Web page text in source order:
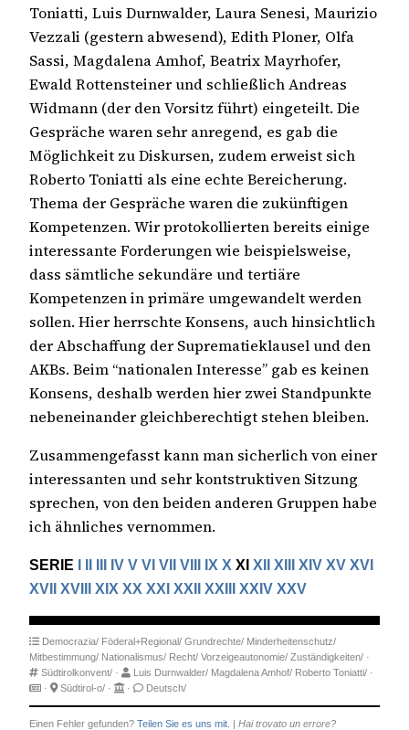
Toniatti, Luis Durnwalder, Laura Senesi, Maurizio
Vezzali (gestern abwesend), Edith Ploner, Olfa
Sassi, Magdalena Amhof, Beatrix Mayrhofer,
Ewald Rottensteiner und schließlich Andreas
Widmann (der den Vorsitz führt) eingeteilt. Die
Gespräche waren sehr anregend, es gab die
Möglichkeit zu Diskursen, zudem erweist sich
Roberto Toniatti als eine echte Bereicherung.
Thema der Gespräche waren die zukünftigen
Kompetenzen. Wir protokollierten bereits einige
interessante Forderungen wie beispielsweise,
dass sämtliche sekundäre und tertiäre
Kompetenzen in primäre umgewandelt werden
sollen. Hier herrschte Konsens, auch hinsichtlich
der Abschaffung der Suprematieklausel und den
AKBs. Beim “nationalen Interesse” gab es keinen
Konsens, deshalb werden hier zwei Standpunkte
nebeneinander gleichberechtigt stehen bleiben.
Zusammengefasst kann man sicherlich von einer
interessanten und sehr kontstruktiven Sitzung
sprechen, von den beiden anderen Gruppen habe
ich ähnliches vernommen.
SERIE I II III IV V VI VII VIII IX X XI XII XIII XIV XV XVI
XVII XVIII XIX XX XXI XXII XXIII XXIV XXV
Democrazia/ Föderal+Regional/ Grundrechte/ Minderheitenschutz/
Mitbestimmung/ Nationalismus/ Recht/ Vorzeigeautonomie/ Zuständigkeiten/ ·
Südtirolkonvent/ · Luis Durnwalder/ Magdalena Amhof/ Roberto Toniatti/ ·
·
Südtirol-o/ · · Deutsch/
Einen Fehler gefunden? Teilen Sie es uns mit. | Hai trovato un errore?